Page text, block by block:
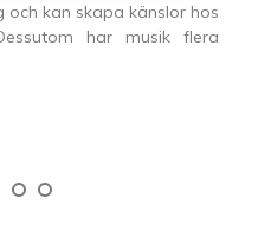
och kan skapa känslor hos
har musik flera